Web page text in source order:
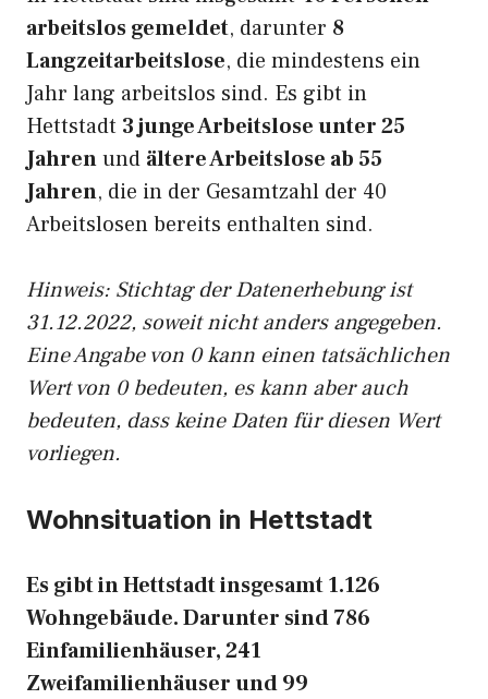
arbeitslos gemeldet, darunter 8
Langzeitarbeitslose, die mindestens ein
Jahr lang arbeitslos sind. Es gibt in
Hettstadt 3 junge Arbeitslose unter 25
Jahrenund ältere Arbeitslose ab 55
Jahren, die in der Gesamtzahl der 40
Arbeitslosen bereits enthalten sind.
Hinweis: Stichtag der Datenerhebung ist
31.12.2022, soweit nicht anders angegeben.
Eine Angabe von 0 kann einen tatsächlichen
Wert von 0 bedeuten, es kann aber auch
bedeuten, dass keine Daten für diesen Wert
vorliegen.
Wohnsituation in Hettstadt
Es gibt in Hettstadt insgesamt 1.126
Wohngebäude. Darunter sind 786
Einfamilienhäuser, 241
Zweifamilienhäuser und 99